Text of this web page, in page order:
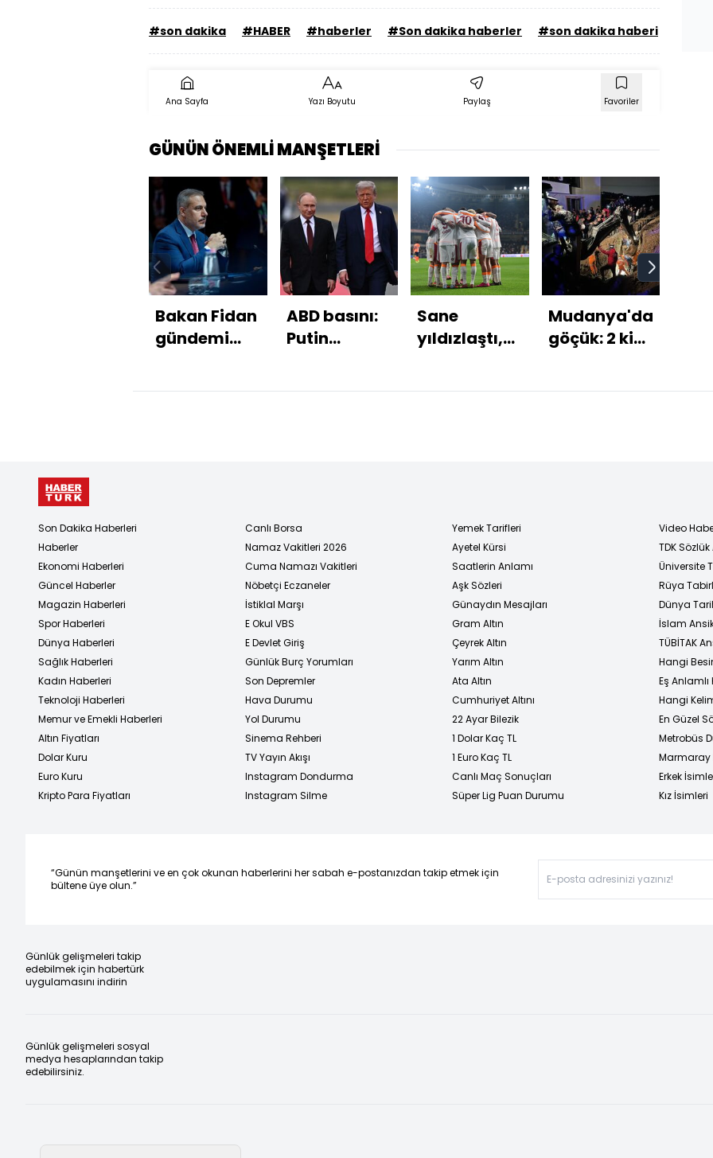
#son dakika #HABER #haberler #Son dakika haberler #son dakika haberi
Ana Sayfa Yazı Boyutu Paylaş Favoriler
GÜNÜN ÖNEMLİ MANŞETLERİ
Bakan Fidan
gündemi
ABD basını:
Putin
Sane
yıldızlaştı,
Mudanya'da
göçük: 2 kişi
Son Dakika Haberleri
Haberler
Ekonomi Haberleri
Güncel Haberler
Magazin Haberleri
Spor Haberleri
Dünya Haberleri
Sağlık Haberleri
Kadın Haberleri
Teknoloji Haberleri
Memur ve Emekli Haberleri
Altın Fiyatları
Dolar Kuru
Euro Kuru
Kripto Para Fiyatları
Canlı Borsa
Namaz Vakitleri 2026
Cuma Namazı Vakitleri
Nöbetçi Eczaneler
İstiklal Marşı
E Okul VBS
E Devlet Giriş
Günlük Burç Yorumları
Son Depremler
Hava Durumu
Yol Durumu
Sinema Rehberi
TV Yayın Akışı
Instagram Dondurma
Instagram Silme
Yemek Tarifleri
Ayetel Kürsi
Saatlerin Anlamı
Aşk Sözleri
Günaydın Mesajları
Gram Altın
Çeyrek Altın
Yarım Altın
Ata Altın
Cumhuriyet Altını
22 Ayar Bilezik
1 Dolar Kaç TL
1 Euro Kaç TL
Canlı Maç Sonuçları
Süper Lig Puan Durumu
Video
TDK
Üniversite
Rüya
Dünya
İslam
TÜBİTAK
Hangi
Eş
Hangi
En Güzel
Metrobüs
Marmaray
Erkek
Kız İsimleri
“Günün manşetlerini ve en çok okunan haberlerini her sabah e-postanızdan takip etmek için
bültene üye olun.”
Günlük gelişmeleri takip
edebilmek için habertürk
uygulamasını indirin
Günlük gelişmeleri sosyal
medya hesaplarından takip
edebilirsiniz.